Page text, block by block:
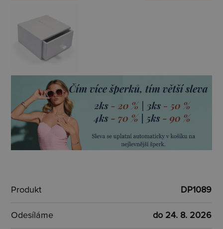
Produkt DP1089
Odesíláme do 24. 8. 2026